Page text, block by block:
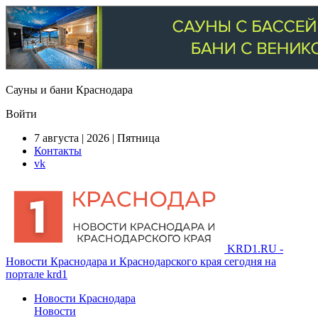
Сауны и бани Краснодара
Войти
7 августа | 2026 | Пятница
Контакты
vk
KRD1.RU -
Новости Краснодара и Краснодарского края сегодня на
портале krd1
Новости Краснодара
Новости